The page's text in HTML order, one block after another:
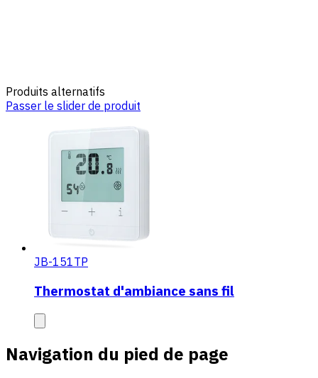
Produits alternatifs
Passer le slider de produit
JB-151TP
Thermostat d'ambiance sans fil
Navigation du pied de page